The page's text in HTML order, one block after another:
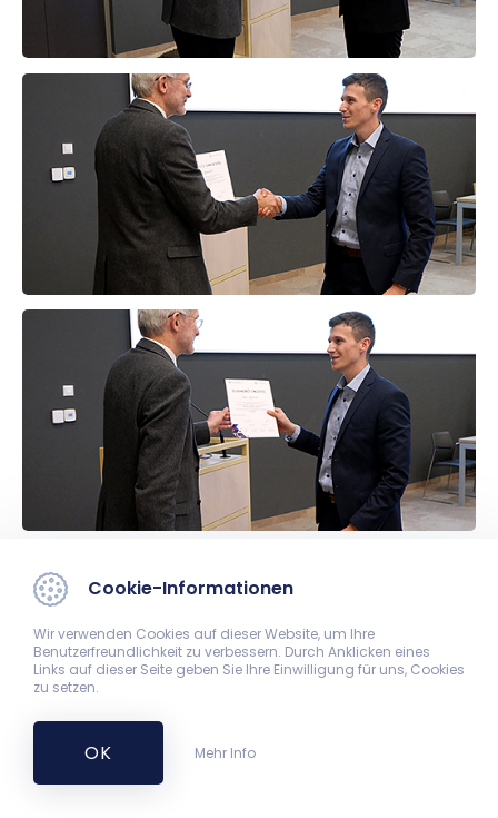
Cookie-Informationen
Wir verwenden Cookies auf dieser Website, um Ihre
Benutzerfreundlichkeit zu verbessern. Durch Anklicken eines
Links auf dieser Seite geben Sie Ihre Einwilligung für uns, Cookies
zu setzen.
OK Mehr Info